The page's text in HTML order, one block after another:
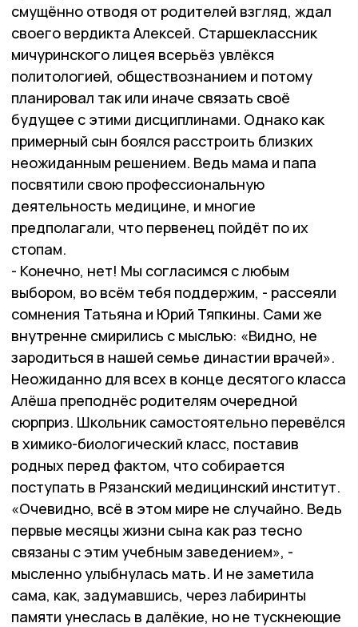
смущённо отводя от родителей взгляд, ждал
своего вердикта Алексей. Старшеклассник
мичуринского лицея всерьёз увлёкся
политологией, обществознанием и потому
планировал так или иначе связать своё
будущее с этими дисциплинами. Однако как
примерный сын боялся расстроить близких
неожиданным решением. Ведь мама и папа
посвятили свою профессиональную
деятельность медицине, и многие
предполагали, что первенец пойдёт по их
стопам.
- Конечно, нет! Мы согласимся с любым
выбором, во всём тебя поддержим, - рассеяли
сомнения Татьяна и Юрий Тяпкины. Сами же
внутренне смирились с мыслью: «Видно, не
зародиться в нашей семье династии врачей».
Неожиданно для всех в конце десятого класса
Алёша преподнёс родителям очередной
сюрприз. Школьник самостоятельно перевёлся
в химико-биологический класс, поставив
родных перед фактом, что собирается
поступать в Рязанский медицинский институт.
«Очевидно, всё в этом мире не случайно. Ведь
первые месяцы жизни сына как раз тесно
связаны с этим учебным заведением», -
мысленно улыбнулась мать. И не заметила
сама, как, задумавшись, через лабиринты
памяти унеслась в далёкие, но не тускнеющие